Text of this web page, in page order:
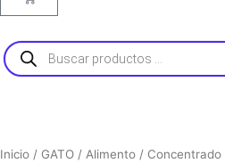
Búsqueda
de
productos
Inicio / GATO / Alimento / Concentrado